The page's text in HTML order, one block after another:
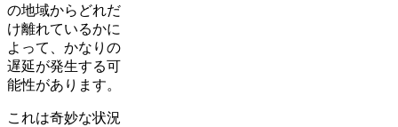
の地域からどれだ
け離れているかに
よって、かなりの
遅延が発生する可
能性があります。
これは奇妙な状況